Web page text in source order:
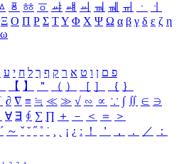
ㆄ ㆅ ㆆ ㆇ ㆈ ㆉ ㆊ ㆋ ㆌ ㆍ
ㆎ
Ξ Ο Π Ρ Σ ΤΥ Φ Χ Ψ Ω α β γ δ ε ζ η
ω
פ ם ן ו ט א ר ק ף ך ל ח י ע
【 】 ＂ （ ） ［ ］ ｛ ｝
∂ ∇ ≡ ≒ ≪ ≫ √ ∽ ∝ ∵ ∫ ∬ ∈ ∋
∀ ∃ ∮ ∑ ∏ ＋ － ＜ ＝
＞
´ ～ ˇ ˘ ˝ ˚ ˙ ¸ ¡ ¿ ː ！ ＇ ， ． ／
：
₁ ₂ ₃ ₄